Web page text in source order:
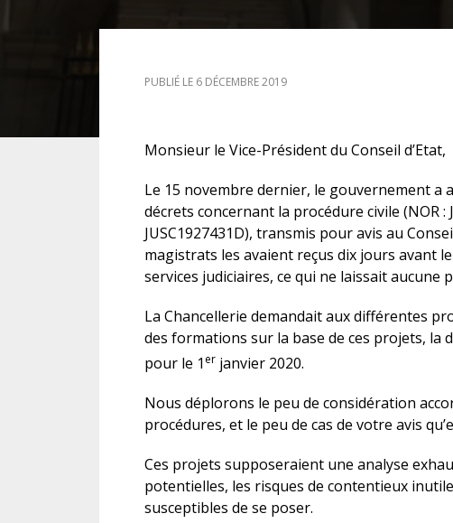
DROIT DES MINEURS
DROIT INTERNATIONAL
PUBLIÉ LE 6 DÉCEMBRE 2019
Monsieur le Vice-Président du Conseil d’Etat,
Le 15 novembre dernier, le gouvernement a
décrets concernant la procédure civile (NOR :
JUSC1927431D), transmis pour avis au
magistrats les avaient reçus dix jours avant
services judiciaires, ce qui ne laissait aucune
La Chancellerie demandait aux différentes
des formations sur la base de ces projets, la
pour le 1 er janvier 2020.
Nous déplorons le peu de considération
procédures, et le peu de cas de votre avis
Ces projets supposeraient une analyse
potentielles, les risques de contentieux
susceptibles de se poser.